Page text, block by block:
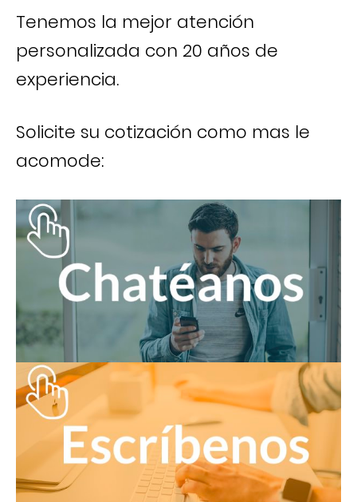
Tenemos la mejor atención
personalizada con 20 años de
experiencia.
Solicite su cotización como mas le
acomode: